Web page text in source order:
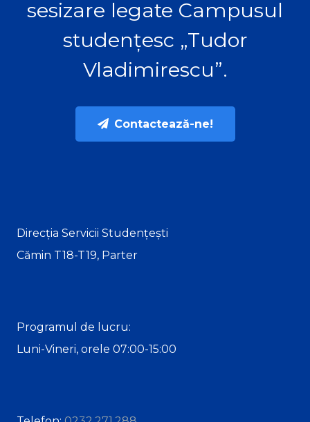
sesizare legate Campusul
studențesc „Tudor
Vladimirescu”.
Contactează-ne!
Direcția Servicii Studențești
Cămin T18-T19, Parter
Programul de lucru:
Luni-Vineri, orele 07:00-15:00